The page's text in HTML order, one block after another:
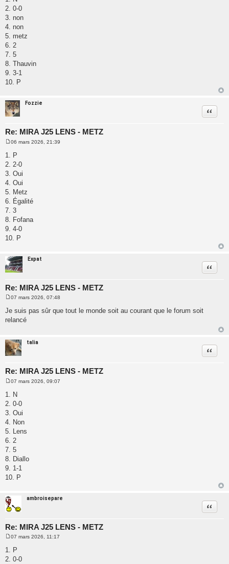
s
g
e
2. 0-0
3. non
4. non
5. metz
6. 2
7. 5
8. Thauvin
9. 3-1
10. P
Fozzie
Re: MIRA J25 LENS - METZ
e
a
g
e
06 mars 2026, 21:39
1. P
2. 2-0
3. Oui
4. Oui
5. Metz
6. Égalité
7. 3
8. Fofana
9. 4-0
10. P
Expat
Re: MIRA J25 LENS - METZ
s
s
e
07 mars 2026, 07:48
Je suis pas sûr que tout le monde soit au courant que le forum soit
relancé
talia
Re: MIRA J25 LENS - METZ
e
s
a
g
07 mars 2026, 09:07
1. N
2. 0-0
3. Oui
4. Non
5. Lens
6. 2
7. 5
8. Diallo
9. 1-1
10. P
ambroisepare
Re: MIRA J25 LENS - METZ
e
s
07 mars 2026, 11:17
1. P
2. 0-0